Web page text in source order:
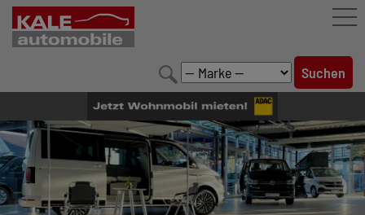
FAHRZEUGBESTAND
LEISTUNGEN
KONFIGURATOR